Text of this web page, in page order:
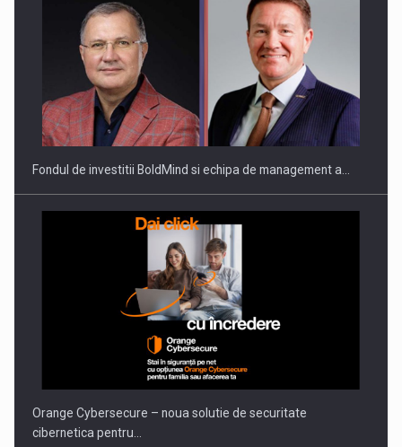
Fondul de investitii BoldMind si echipa de management a…
Orange Cybersecure – noua solutie de securitate
cibernetica pentru…